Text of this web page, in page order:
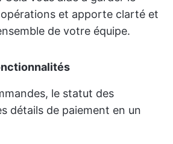
et apporte clarté et
de votre équipe.
le statut des
détails de paiement en un